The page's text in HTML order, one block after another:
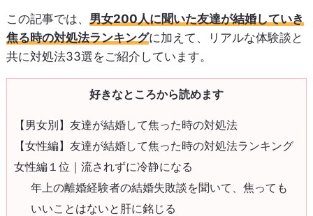
この記事では、 男女200人に聞いた友達が結婚していき
焦る時の対処法ランキングに加えて、リアルな体験談と
共に対処法33選をご紹介しています。
好きなところから読めます
【男女別】友達が結婚して焦った時の対処法
【女性編】友達が結婚して焦った時の対処法ランキング
女性編１位｜流されずに冷静になる
年上の離婚経験者の結婚失敗談を聞いて、焦っても
いいことはないと肝に銘じる